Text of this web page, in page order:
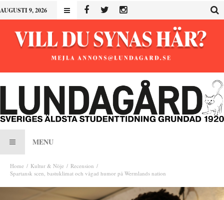
AUGUSTI 9, 2026
MENU
Home Kultur & Nöje
Recension
Spartansk scen, bastuklimat och vågad humor på Wermlands nation